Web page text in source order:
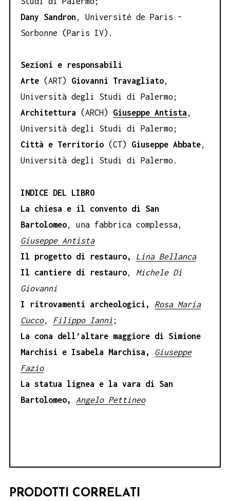
Dany Sandron , Université de Paris –
Sorbonne (Paris IV).
Sezioni e responsabili
Arte (ART) Giovanni Travagliato,
Università degli Studi di Palermo;
Architettura (ARCH) Giuseppe Antista ,
Università degli Studi di Palermo;
Città e Territorio (CT) Giuseppe Abbate,
Università degli Studi di Palermo.
INDICE DEL LIBRO
La chiesa e il convento di San
Bartolomeo , una fabbrica complessa,
Giuseppe Antista
Il progetto di restauro, Lina Bellanca
Il cantiere di restauro
Michele Di
Giovanni
I ritrovamenti archeologici,
Rosa Maria
Cucco, Filippo Iannì ;
La cona dell’altare maggiore di Simione
Marchisi e Isabela Marchisa,
Giuseppe
Fazio
La statua lignea e la vara di San
Bartolomeo,
Angelo Pettineo
PRODOTTI CORRELATI